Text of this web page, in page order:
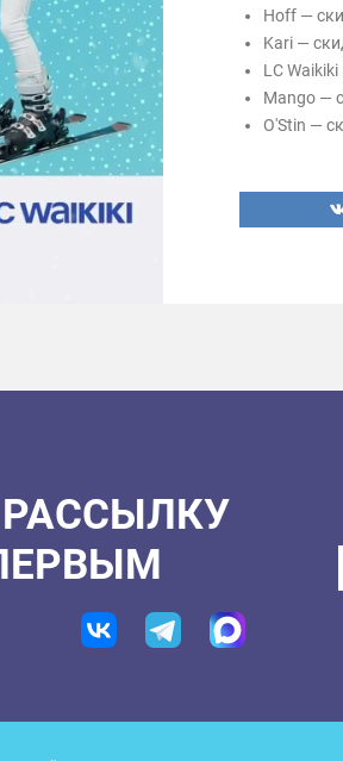
Hoff —
Kari —
LC
Mango —
O'Stin —
Ашан —